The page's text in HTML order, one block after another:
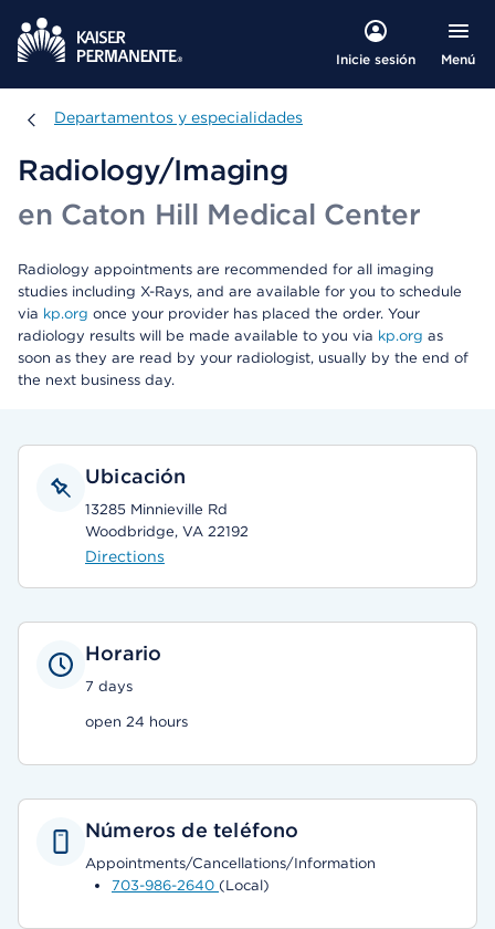
Inicie sesión Menú
Departamentos y especialidades
Departamentos y especialidades
Radiology/Imaging
en Caton Hill Medical Center
Radiology appointments are recommended for all imaging
studies including X-Rays, and are available for you to schedule
via kp.org once your provider has placed the order. Your
radiology results will be made available to you via kp.org as
soon as they are read by your radiologist, usually by the end of
the next business day.
Ubicación
13285 Minnieville Rd
Woodbridge, VA 22192
Directions
Horario
7 days
open 24 hours
Números de teléfono
Appointments/Cancellations/Information
703-986-2640 (Local)